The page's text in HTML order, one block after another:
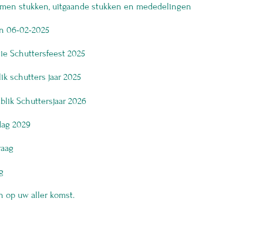
stukken, uitgaande stukken en mededelingen
06-02-2025
Schuttersfeest 2025
schutters jaar 2025
Schuttersjaar 2026
2029
op uw aller komst.